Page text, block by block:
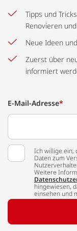
Tipps und
Renovieren
Neue Ideen
Zuerst über
informiert
E-Mail-Adresse*
Ich willige ein,
Daten zum
Weitere
hingewiesen,
einsehen und